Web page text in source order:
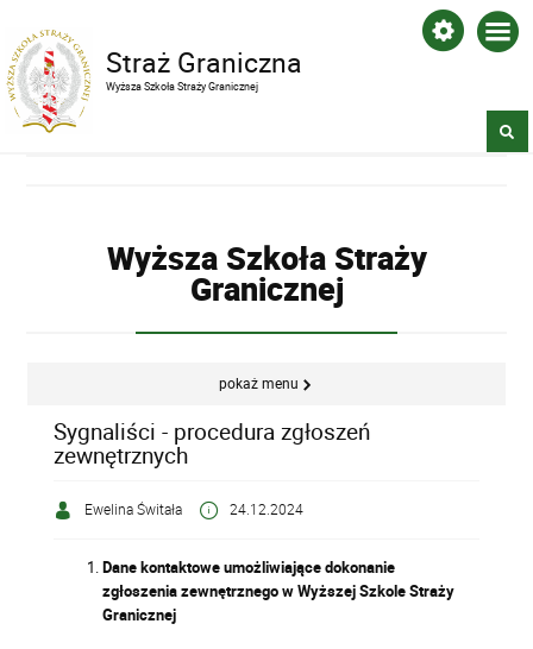
Straż Graniczna
Wyższa Szkoła Straży Granicznej
Wyższa Szkoła Straży
Granicznej
pokaż menu
Sygnaliści - procedura zgłoszeń
zewnętrznych
Ewelina Świtała 24.12.2024
Dane kontaktowe umożliwiające dokonanie
zgłoszenia zewnętrznego w Wyższej Szkole Straży
Granicznej